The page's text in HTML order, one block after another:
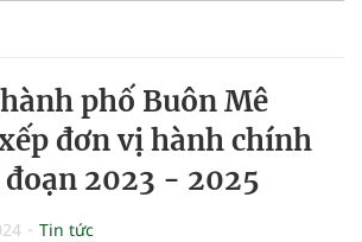
phố Buôn Mê
đơn vị hành chính
2023 - 2025
Tin tức